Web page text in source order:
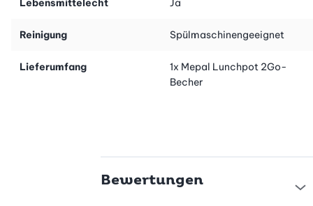
spülmaschinenfest. Das Produkt ist BPA-frei und wurde in
Lebensmittelecht Ja
Reinigung Spülmaschinengeeignet
Lieferumfang
1x Mepal Lunchpot 2Go-
Becher
Bewertungen